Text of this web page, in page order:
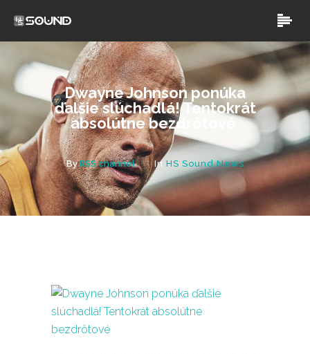
Dwayne Johnson ponúka
ďalšie slúchadlá! Tentokrát
absolútne bezdrôtové
ByRSS channel In HS Sound News